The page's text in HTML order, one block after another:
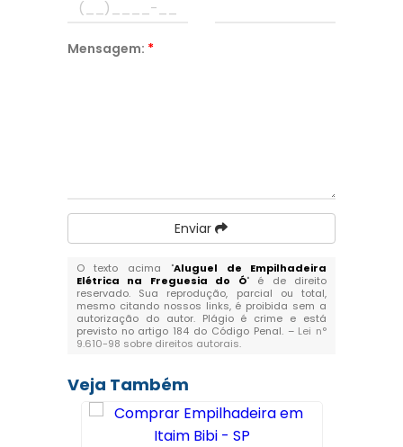
Mensagem: *
Enviar
O texto acima "Aluguel de Empilhadeira
Elétrica na Freguesia do Ó" é de direito
reservado. Sua reprodução, parcial ou total,
mesmo citando nossos links, é proibida sem a
autorização do autor. Plágio é crime e está
previsto no artigo 184 do Código Penal. – Lei n°
9.610-98 sobre direitos autorais.
Veja Também